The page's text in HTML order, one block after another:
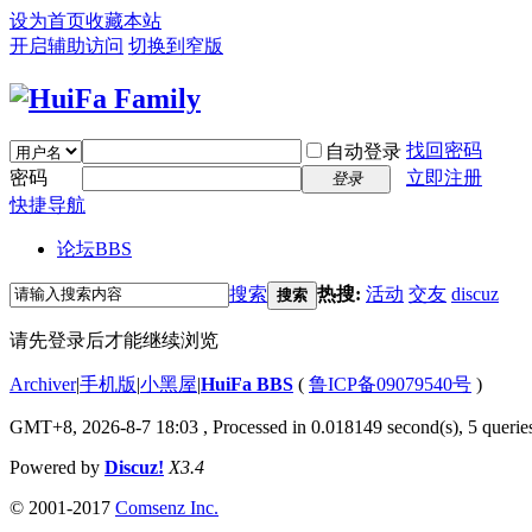
设为首页收藏本站
开启辅助访问 切换到窄版
自动登录 找回密码
密码
登录
立即注册
快捷导航
论坛BBS
搜索 搜索 热搜: 活动 交友 discuz
请先登录后才能继续浏览
Archiver|手机版|小黑屋|HuiFa BBS ( 鲁ICP备09079540号 )
GMT+8, 2026-8-7 18:03 , Processed in 0.018149 second(s), 5
Powered by Discuz! X3.4
© 2001-2017 Comsenz Inc.